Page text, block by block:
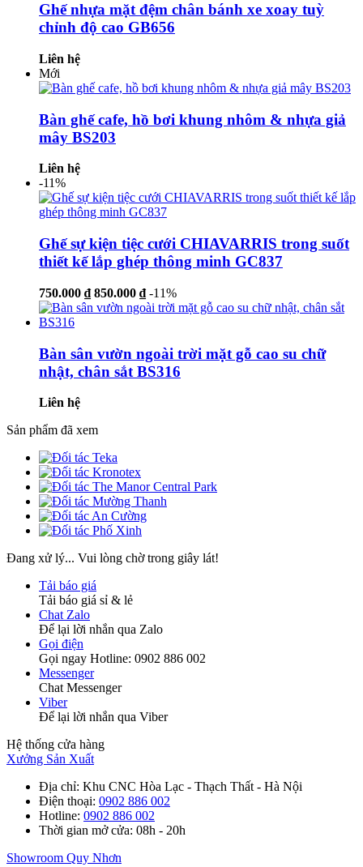
Ghế nhựa mặt đệm chân bánh xe xoay tuỳ
chỉnh độ cao GB656
Liên hệ
Mới
Bàn ghế cafe, hồ bơi khung nhôm & nhựa giả
mây BS203
Liên hệ
-11%
Ghế sự kiện tiệc cưới CHIAVARRIS trong suốt
thiết kế lắp ghép thông minh GC837
750.000 ₫ 850.000 ₫ -11%
Bàn sân vườn ngoài trời mặt gỗ cao su chữ
nhật, chân sắt BS316
Liên hệ
Sản phẩm đã xem
Đang xử lý... Vui lòng chờ trong giây lát!
Tải báo giá
Tải báo giá sỉ & lẻ
Chat Zalo
Để lại lời nhắn qua Zalo
Gọi điện
Gọi ngay Hotline: 0902 886 002
Messenger
Chat Messenger
Viber
Để lại lời nhắn qua Viber
Hệ thống cửa hàng
Xưởng Sản Xuất
Địa chỉ: Khu CNC Hòa Lạc - Thạch Thất - Hà Nội
Điện thoại: 0902 886 002
Hotline: 0902 886 002
Thời gian mở cửa: 08h - 20h
Showroom Quy Nhơn